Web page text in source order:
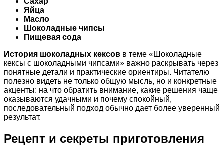
Яйца
Масло
Шоколадные чипсы
Пищевая сода
История шоколадных кексов в теме «Шоколадные
кексы с шоколадными чипсами» важно раскрывать через
понятные детали и практические ориентиры. Читателю
полезно видеть не только общую мысль, но и конкретные
акценты: на что обратить внимание, какие решения чаще
оказываются удачными и почему спокойный,
последовательный подход обычно дает более уверенный
результат.
Рецепт и секреты приготовления